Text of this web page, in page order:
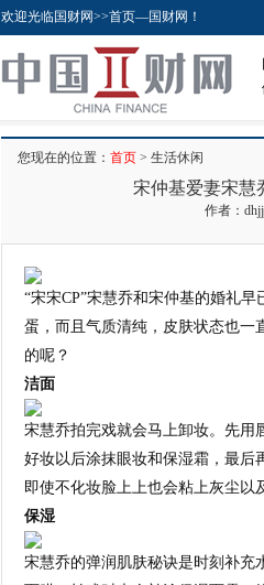
欢迎光临国财网>>首页—国财网！
您现在的位置： 首页 > 生活休闲
宋仲基爱妻宋慧
作者：
“宋宋CP”宋慧乔和宋仲基的婚礼
蛋，而且气质清纯，皮肤状态也一
的呢？
洁面
宋慧乔拍完戏就会马上卸妆。先用
好妆以后涂抹眼妆和保湿霜，最后
即使不化妆脸上上也会粘上灰尘以
保湿
宋慧乔的弹润肌肤秘诀是时刻补充